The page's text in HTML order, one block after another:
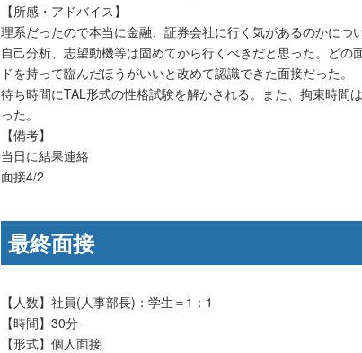
【所感・アドバイス】
理系だったので本当に金融、証券会社に行く気があるのかにつ
自己分析、志望動機等は固めてから行くべきだと思った。ど
ドを持って臨んだほうがいいと改めて認識できた面接だった。
待ち時間にTAL形式の性格試験を解かされる。また、拘束時間
った。
【備考】
当日に結果連絡
面接4/2
最終面接
【人数】社員(人事部長)：学生＝1：1
【時間】30分
【形式】個人面接